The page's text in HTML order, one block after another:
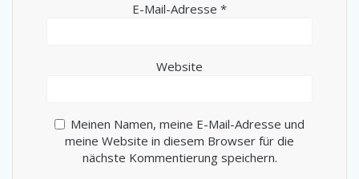
E-Mail-Adresse *
Website
Meinen Namen, meine E-Mail-Adresse und
meine Website in diesem Browser für die
nächste Kommentierung speichern.